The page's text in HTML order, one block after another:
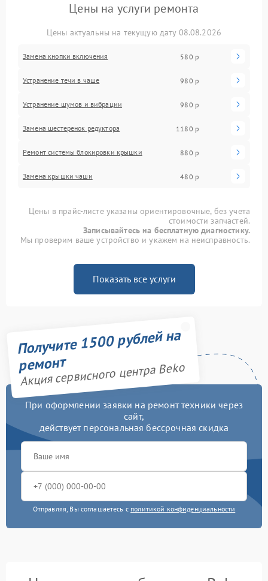
Цены на услуги ремонта
Цены актуальны на текущую дату 08.08.2026
Замена кнопки включения 580 р
Устранение течи в чаше 980 р
Устранение шумов и вибрации 980 р
Замена шестеренок редуктора 1180 р
Ремонт системы блокировки крышки 880 р
Замена крышки чаши 480 р
Цены в прайс-листе указаны ориентировочные, без учета
стоимости запчастей.
Записывайтесь на бесплатную диагностику.
Мы проверим ваше устройство и укажем на неисправность.
Показать все услуги
Получите 1500 рублей на
ремонт
Акция сервисного центра Beko
При оформлении заявки на ремонт техники через
сайт,
действует персональная бессрочная скидка
Отправляя, Вы соглашаетесь с политикой конфиденциальности